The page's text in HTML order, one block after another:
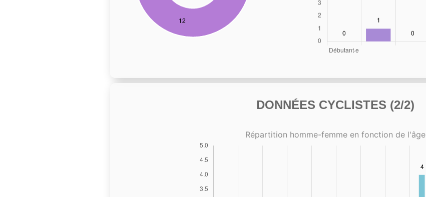
DONNÉES CYCLISTES (2/2)
Répartition homme-femme en fonction de l'âge